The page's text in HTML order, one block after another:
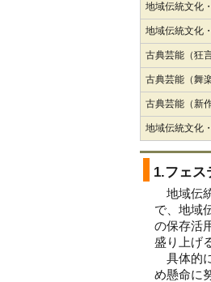
地域伝統文化
地域伝統文化
古典芸能（狂
古典芸能（舞
古典芸能（新
地域伝統文化
1.フェス
地域伝
で、地域
の保存活
盛り上げ
具体的
め懸命に